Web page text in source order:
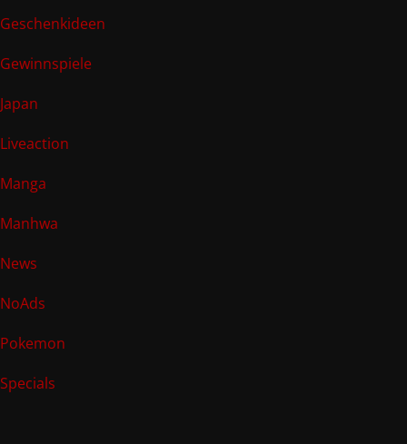
Geschenkideen
Gewinnspiele
Japan
Liveaction
Manga
Manhwa
News
NoAds
Pokemon
Specials